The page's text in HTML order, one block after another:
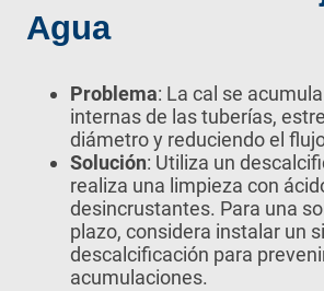
Agua
Problema: La cal se
internas de las tuberías,
diámetro y reduciendo el
Solución: Utiliza un
realiza una limpieza con
desincrustantes. Para una
plazo, considera instalar un
descalcificación para
acumulaciones.